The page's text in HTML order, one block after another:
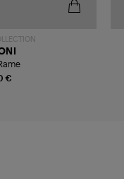
€